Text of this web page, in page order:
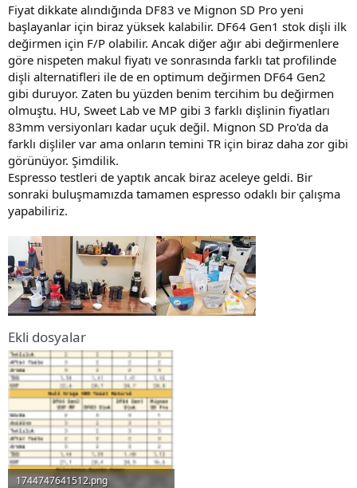
Fiyat dikkate alındığında DF83 ve Mignon SD Pro yeni
başlayanlar için biraz yüksek kalabilir. DF64 Gen1 stok dişli ilk
değirmen için F/P olabilir. Ancak diğer ağır abi değirmenlere
göre nispeten makul fiyatı ve sonrasında farklı tat profilinde
dişli alternatifleri ile de en optimum değirmen DF64 Gen2
gibi duruyor. Zaten bu yüzden benim tercihim bu değirmen
olmuştu. HU, Sweet Lab ve MP gibi 3 farklı dişlinin fiyatları
83mm versiyonları kadar uçuk değil. Mignon SD Pro'da da
farklı dişliler var ama onların temini TR için biraz daha zor gibi
görünüyor. Şimdilik.
Espresso testleri de yaptık ancak biraz aceleye geldi. Bir
sonraki buluşmamızda tamamen espresso odaklı bir çalışma
yapabiliriz.
Ekli dosyalar
1744747641512.png